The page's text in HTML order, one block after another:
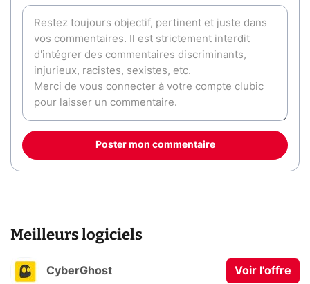
Poster mon commentaire
Meilleurs logiciels
CyberGhost Voir l'offre